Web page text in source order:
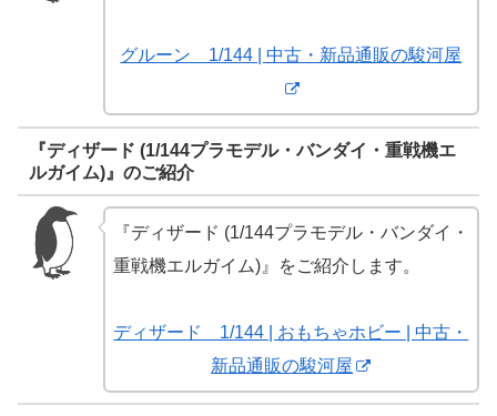
グルーン 1/144 | 中古・新品通販の駿河屋
『ディザード (1/144プラモデル・バンダイ・重戦機エ
ルガイム)』のご紹介
『ディザード (1/144プラモデル・バンダイ・
重戦機エルガイム)』をご紹介します。
ディザード 1/144 | おもちゃホビー | 中古・
新品通販の駿河屋